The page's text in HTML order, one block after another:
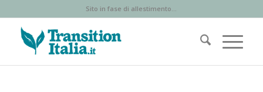
Sito in fase di allestimento...